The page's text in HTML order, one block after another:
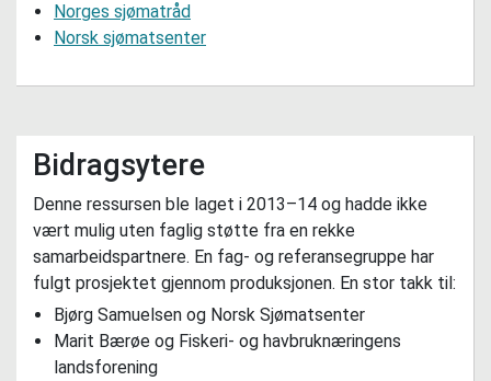
Norges sjømatråd
Norsk sjømatsenter
Bidragsytere
Denne ressursen ble laget i 2013–14 og hadde ikke
vært mulig uten faglig støtte fra en rekke
samarbeidspartnere. En fag- og referansegruppe har
fulgt prosjektet gjennom produksjonen. En stor takk til:
Bjørg Samuelsen og Norsk Sjømatsenter
Marit Bærøe og Fiskeri- og havbruknæringens
landsforening